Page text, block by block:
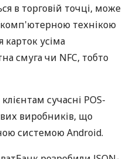
в торговій точці, може
комп'ютерною технікою
усіма
смуга чи NFC, тобто
сучасні POS-
виробників, що
системою Android.